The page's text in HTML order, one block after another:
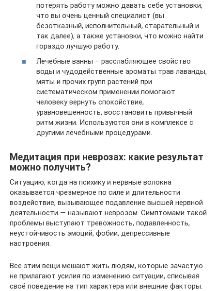
потерять работу можно давать себе установки,
что вы очень ценный специалист (вы
безотказный, исполнительный, старательный и
так далее), а также установки, что можно найти
гораздо лучшую работу.
Лечебные ванны – расслабляющее свойство
воды и чудодейственные ароматы трав лаванды,
мяты и прочих групп растений при
систематическом применении помогают
человеку вернуть спокойствие,
уравновешенность, восстановить привычный
ритм жизни. Используются они в комплексе с
другими лечебными процедурами.
Медитация при неврозах: какие результат
можно получить?
Ситуацию, когда на психику и нервные волокна
оказывается чрезмерное по силе и длительности
воздействие, вызывающее подавление высшей нервной
деятельности — называют неврозом. Симптомами такой
проблемы выступают тревожность, подавленность,
неустойчивость эмоций, фобии, депрессивные
настроения.
Все этим вещи мешают жить людям, которые зачастую
не прилагают усилия по изменению ситуации, списывая
своё поведение на тип характера или внешние факторы.